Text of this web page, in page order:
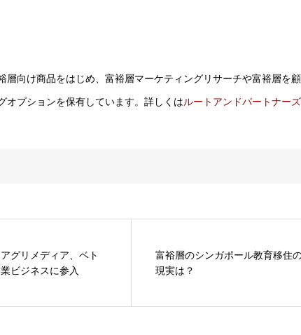
層向け商品をはじめ、富裕層マーケティングリサーチや富裕層を
オプションを保有しています。詳しくはルートアンドパートナーズ
グリメディア、ベト
ビジネスに参入
富裕層のシンガポール教育移住
現実は？